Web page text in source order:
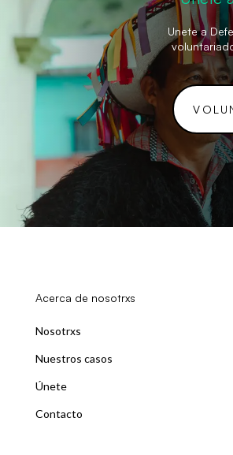
Unete a
Acerca de nosotrxs
Nosotrxs
Nuestros casos
Únete
Contacto